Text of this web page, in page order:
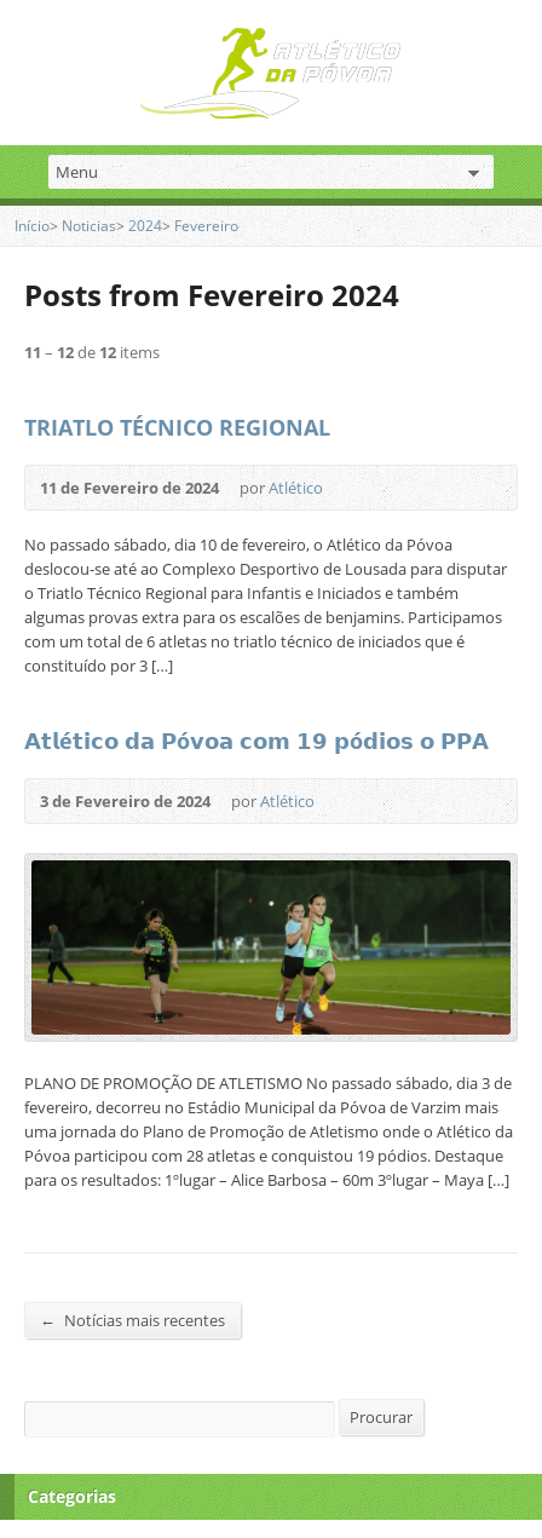
Início> Noticias>2024> Fevereiro
Posts from Fevereiro 2024
11 – 12de 12 items
TRIATLO TÉCNICO REGIONAL
11 de Fevereiro de 2024 porAtlético
No passado sábado, dia 10 de fevereiro, o Atlético da Póvoa
deslocou-se até ao Complexo Desportivo de Lousada para disputar
o Triatlo Técnico Regional para Infantis e Iniciados e também
algumas provas extra para os escalões de benjamins. Participamos
com um total de 6 atletas no triatlo técnico de iniciados que é
constituído por 3 […]
𝗔𝘁𝗹é𝘁𝗶𝗰𝗼 𝗱𝗮 𝗣ó𝘃𝗼𝗮 𝗰𝗼𝗺 𝟭𝟵 𝗽ó𝗱𝗶𝗼𝘀 𝗼 𝗣𝗣𝗔
3 de Fevereiro de 2024 porAtlético
PLANO DE PROMOÇÃO DE ATLETISMO No passado sábado, dia 3 de
fevereiro, decorreu no Estádio Municipal da Póvoa de Varzim mais
uma jornada do Plano de Promoção de Atletismo onde o Atlético da
Póvoa participou com 28 atletas e conquistou 19 pódios. Destaque
para os resultados: 1ºlugar – Alice Barbosa – 60m 3ºlugar – Maya […]
← Notícias mais recentes
Procurar
Categorias